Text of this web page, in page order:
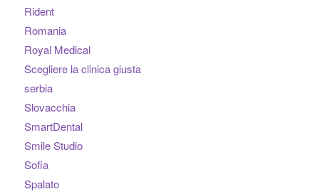
Rident
Romania
Royal Medical
Scegliere la clinica giusta
serbia
Slovacchia
SmartDental
Smile Studio
Sofia
Spalato